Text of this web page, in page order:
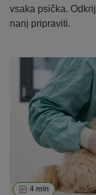
vsaka psička.
nanj pripraviti.
4 min